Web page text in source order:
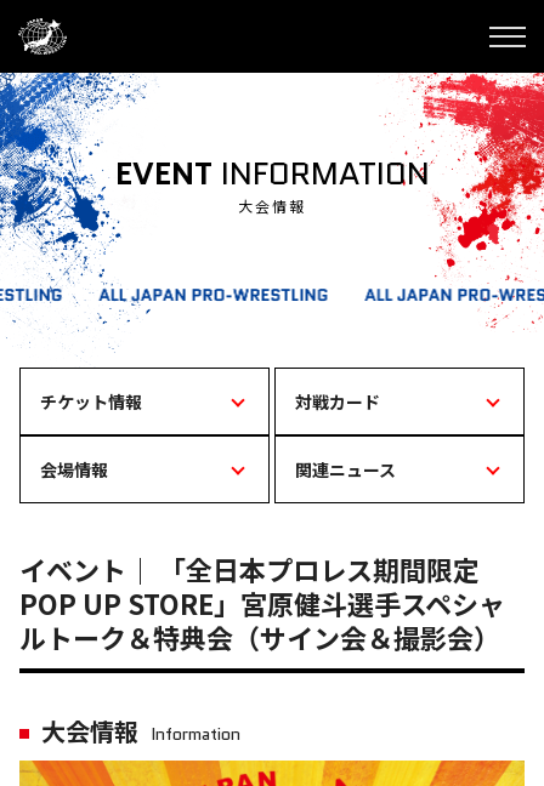
EVENT INFORMATION
大会情報
チケット情報 対戦カード
会場情報 関連ニュース
イベント｜ 「全日本プロレス期間限定
POP UP STORE」宮原健斗選手スペシャ
ルトーク＆特典会（サイン会＆撮影会）
大会情報 Information